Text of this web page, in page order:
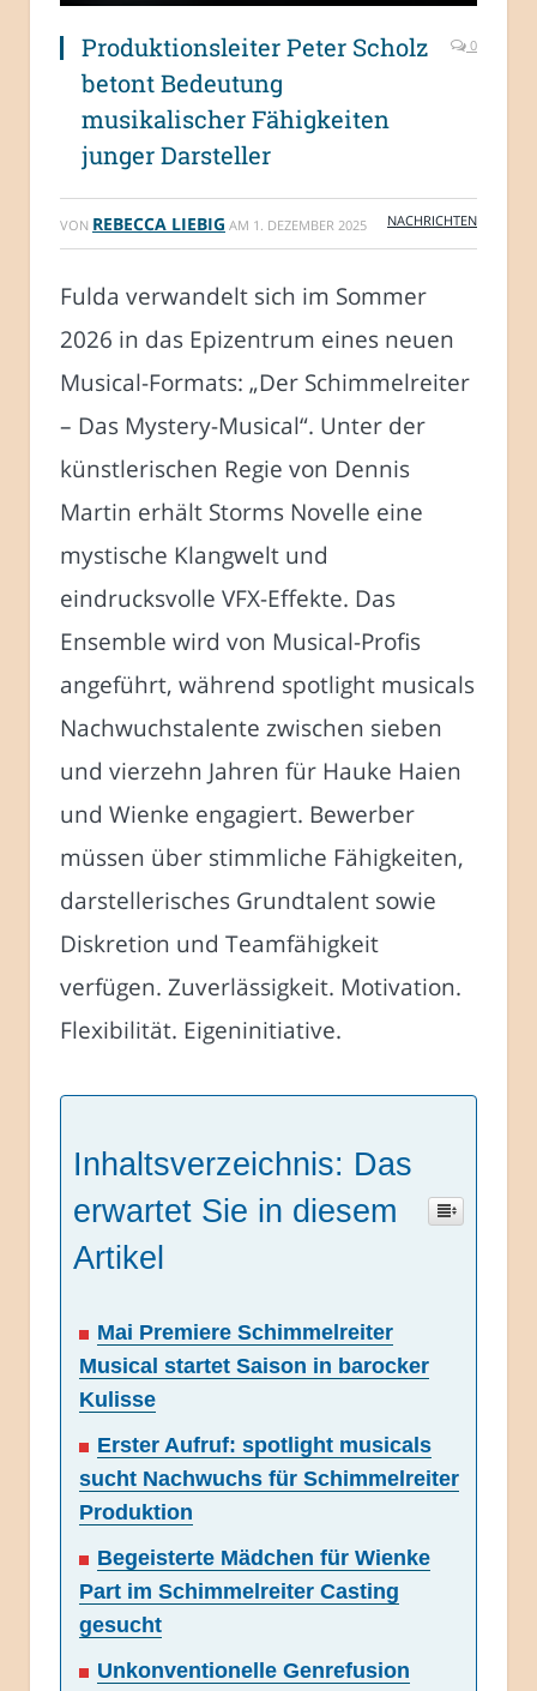
Produktionsleiter Peter Scholz
betont Bedeutung
musikalischer Fähigkeiten
junger Darsteller
0
VON REBECCA LIEBIG AM 1. DEZEMBER 2025 NACHRICHTEN
Fulda verwandelt sich im Sommer
2026 in das Epizentrum eines neuen
Musical-Formats: „Der Schimmelreiter
– Das Mystery-Musical“. Unter der
künstlerischen Regie von Dennis
Martin erhält Storms Novelle eine
mystische Klangwelt und
eindrucksvolle VFX-Effekte. Das
Ensemble wird von Musical-Profis
angeführt, während spotlight musicals
Nachwuchstalente zwischen sieben
und vierzehn Jahren für Hauke Haien
und Wienke engagiert. Bewerber
müssen über stimmliche Fähigkeiten,
darstellerisches Grundtalent sowie
Diskretion und Teamfähigkeit
verfügen. Zuverlässigkeit. Motivation.
Flexibilität. Eigeninitiative.
Inhaltsverzeichnis: Das
erwartet Sie in diesem
Artikel
Mai Premiere Schimmelreiter
Musical startet Saison in barocker
Kulisse
Erster Aufruf: spotlight musicals
sucht Nachwuchs für Schimmelreiter
Produktion
Begeisterte Mädchen für Wienke
Part im Schimmelreiter Casting
gesucht
Unkonventionelle Genrefusion